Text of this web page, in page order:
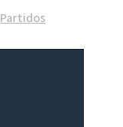
Partidos